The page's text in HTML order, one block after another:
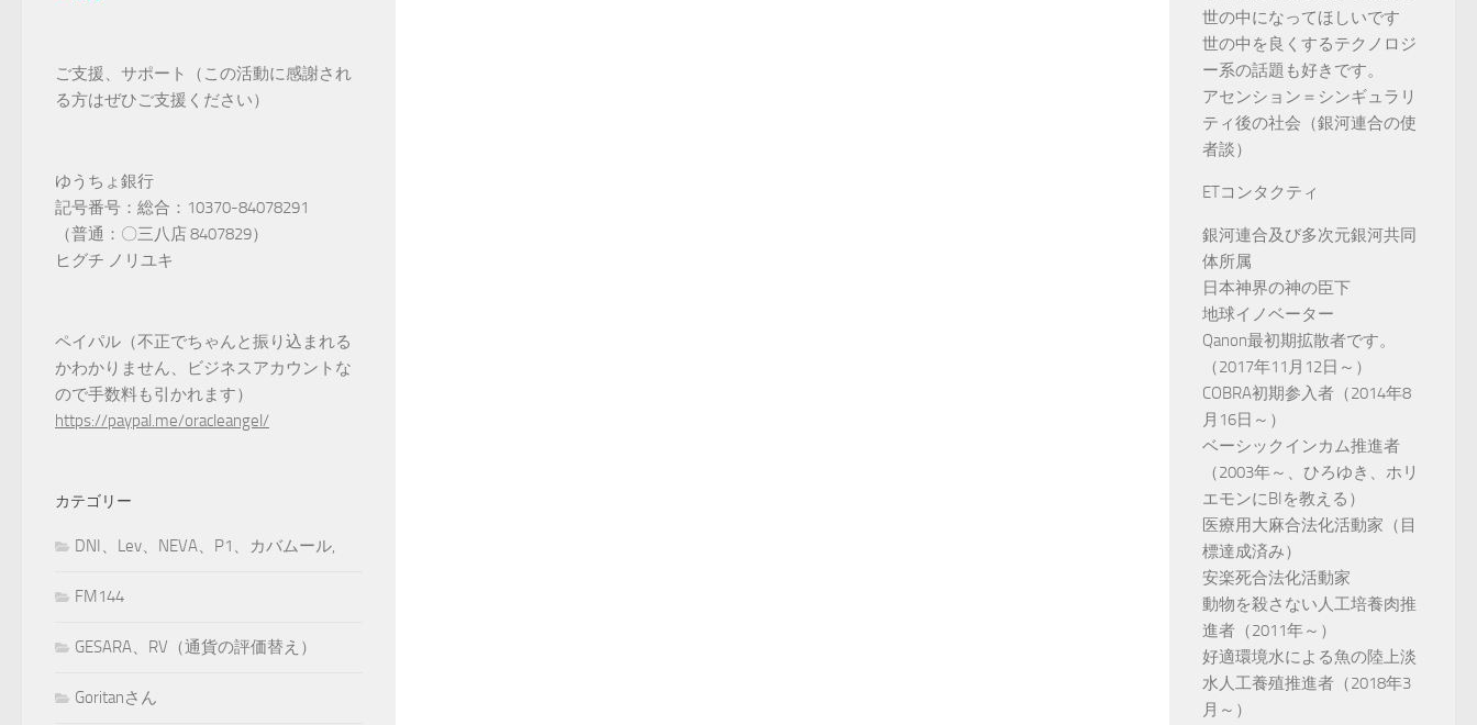
ご支援、サポート（この活動に感謝され
る方はぜひご支援ください）
ゆうちょ銀行
記号番号：総合：10370-84078291
（普通：〇三八店 8407829）
ヒグチ ノリユキ
ペイパル（不正でちゃんと振り込まれる
かわかりません、ビジネスアカウントな
ので手数料も引かれます）
https://paypal.me/oracleangel/
カテゴリー
DNI、Lev、NEVA、P1、カバムール,
FM144
GESARA、RV（通貨の評価替え）
Goritanさん
世の中になってほしいです
世の中を良くするテクノロジ
ー系の話題も好きです。
アセンション＝シンギュラリ
ティ後の社会（銀河連合の使
者談）
ETコンタクティ
銀河連合及び多次元銀河共同
体所属
日本神界の神の臣下
地球イノベーター
Qanon最初期拡散者です。
（2017年11月12日～）
COBRA初期参入者（2014年8
月16日～）
ベーシックインカム推進者
（2003年～、ひろゆき、ホリ
エモンにBIを教える）
医療用大麻合法化活動家（目
標達成済み）
安楽死合法化活動家
動物を殺さない人工培養肉推
進者（2011年～）
好適環境水による魚の陸上淡
水人工養殖推進者（2018年3
月～）